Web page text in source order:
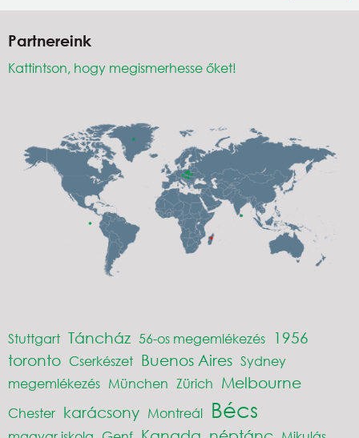
Partnereink
Kattintson, hogy megismerhesse őket!
Stuttgart Táncház 56-os megemlékezés
1956
toronto Cserkészet Buenos Aires Sydney
megemlékezés München Zürich Melbourne
Chester karácsony Montreál Bécs